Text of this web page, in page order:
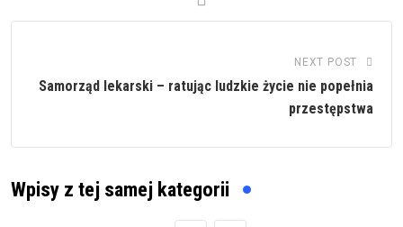
NEXT POST
Samorząd lekarski – ratując ludzkie życie nie popełnia
przestępstwa
Wpisy z tej samej kategorii